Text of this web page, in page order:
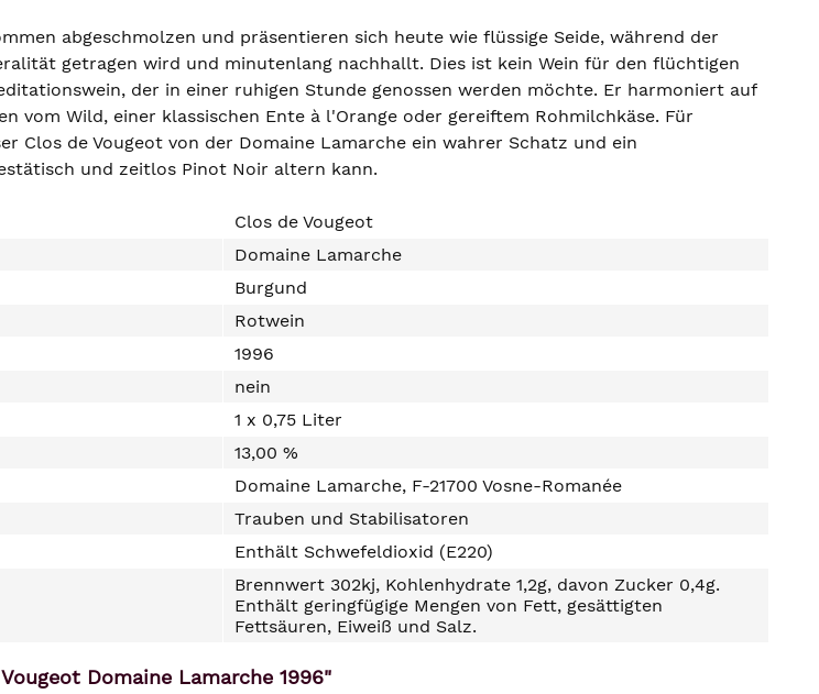
abgeschmolzen und präsentieren sich heute wie flüssige Seide, während der
getragen wird und minutenlang nachhallt. Dies ist kein Wein für den flüchtigen
der in einer ruhigen Stunde genossen werden möchte. Er harmoniert auf
vom Wild, einer klassischen Ente à l'Orange oder gereiftem Rohmilchkäse. Für
Clos de Vougeot von der Domaine Lamarche ein wahrer Schatz und ein
und zeitlos Pinot Noir altern kann.
Clos de Vougeot
Domaine Lamarche
Burgund
Rotwein
1996
nein
1 x 0,75 Liter
13,00 %
Domaine Lamarche, F-21700 Vosne-Romanée
Trauben und Stabilisatoren
Enthält Schwefeldioxid (E220)
Brennwert 302kj, Kohlenhydrate 1,2g, davon Zucker 0,4g.
Enthält geringfügige Mengen von Fett, gesättigten
Fettsäuren, Eiweiß und Salz.
Domaine Lamarche 1996"